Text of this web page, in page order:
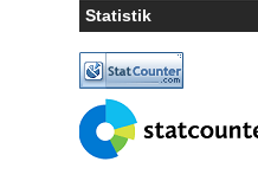
Statistik